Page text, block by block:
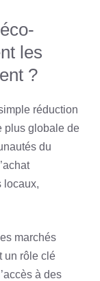
les
?
réduction
plus globale de
du
locaux,
marchés
un rôle clé
à des